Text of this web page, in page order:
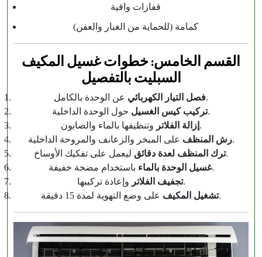
قفازات واقية
كمامة (للحماية من الغبار والعفن)
القسم الخامس: خطوات غسيل المكيف
السبليت بالتفصيل
فصل التيار الكهربائيعن الوحدة بالكامل.
تركيب كيس الغسيلحول الوحدة الداخلية.
إزالة الفلاتروتنظيفها بالماء والصابون.
رش المنظفعلى المبخر والزعانف والمروحة الداخلية.
ترك المنظف لعدة دقائقليعمل على تفكيك الأوساخ.
غسيل الوحدة بالماءباستخدام مضخة خفيفة.
تجفيف الفلاتروإعادة تركيبها.
تشغيل المكيفعلى وضع التهوية لمدة 15 دقيقة.